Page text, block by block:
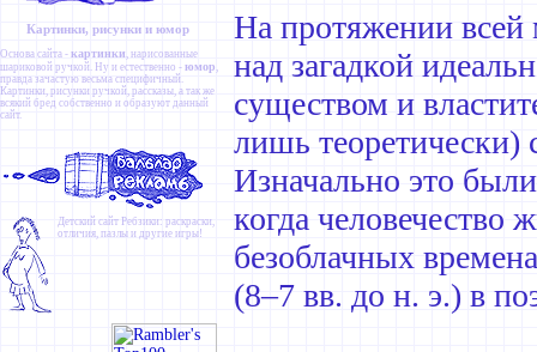
Картинки, рисунки и юмор
Основа сайта - картинки , нарисованные
шариковой ручкой. Ну и естественно - юмор ,
правда зачастую весьма специфичный.
Картинки, рисунки ручкой, рассказы, а так же
всякий бред собственно и образуют данный
сайт.
Детский сайт Ребзики: раскраски,
отличия, пазлы и другие игры!
На протяжении
над загадкой
существом и
лишь теоретически)
Изначально это
когда человечество
безоблачных
(8–7 вв. до н. э.) в